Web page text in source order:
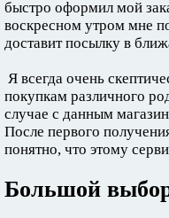
быстро оформил мой
воскресном утром мне
доставит посылку в
Я всегда очень
покупкам различного
случае с данным
После первого
понятно, что этому
Большой